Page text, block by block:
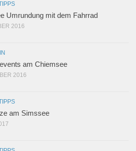
Umrundung mit dem Fahrrad
2016
am Chiemsee
2016
am Simssee